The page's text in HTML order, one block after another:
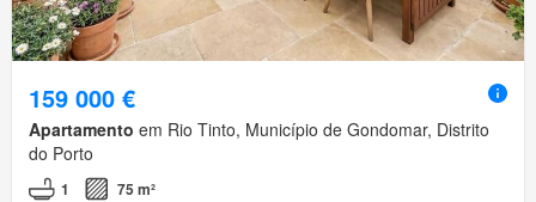
159 000 €
Apartamento em Rio Tinto, Município de Gondomar, Distrito
do Porto
1 75 m²